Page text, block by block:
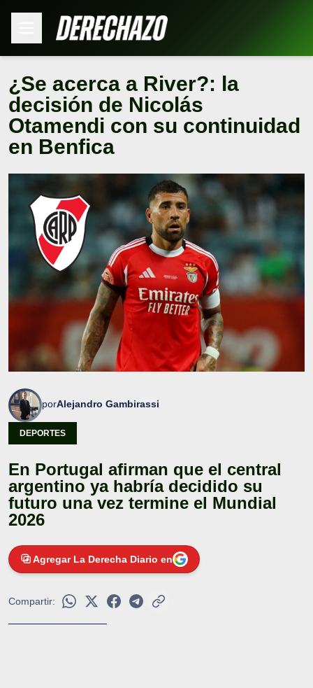
¿Se acerca a River?: la
decisión de Nicolás
Otamendi con su continuidad
en Benfica
porAlejandro Gambirassi
DEPORTES
En Portugal afirman que el central
argentino ya habría decidido su
futuro una vez termine el Mundial
2026
Agregar La Derecha Diario en
Compartir: